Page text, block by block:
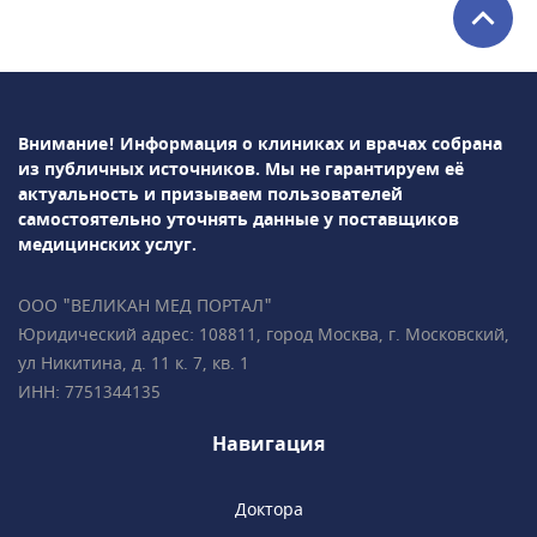
плода• НИПТ (генетический пренатальный
пороков развития у плода• Ведение
анализы), в том числе
многоплодной• Гинекология,
гинекологическая
эндокринология• Репродуктология• Лабораторная
диагностикаПодробно всё объясним,
пациентов • Все врачи имеют
международные сертификаты Fetal Medicine
Foundation (Фонд медицины плода) • Всего в
2 минутах ходьбы от метро «Чистые пруды»,
Внимание! Информация о клиниках и врачах собрана
из публичных источников. Мы не гарантируем её
актуальность и призываем пользователей
самостоятельно уточнять данные у поставщиков
медицинских услуг.
ООО "ВЕЛИКАН МЕД ПОРТАЛ"
Юридический адрес: 108811, город Москва, г. Московский,
ул Никитина, д. 11 к. 7, кв. 1
ИНН: 7751344135
Навигация
Доктора